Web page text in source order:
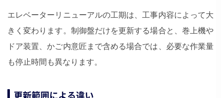
エレベーターリニューアルの工期は、工事内容によって大
きく変わります。制御盤だけを更新する場合と、巻上機や
ドア装置、かご内意匠まで含める場合では、必要な作業量
も停止時間も異なります。
更新範囲による違い